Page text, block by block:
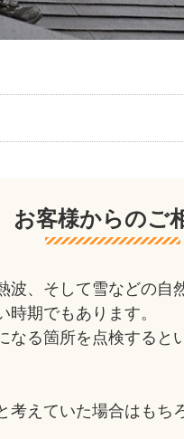
お客様からのご
波、そして雪などの自
期でもあります。
なる箇所を点検すると
えていた場合はもち